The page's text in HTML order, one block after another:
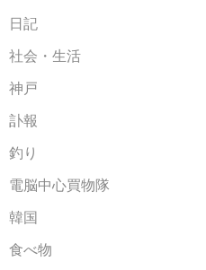
日記
社会・生活
神戸
訃報
釣り
電脳中心買物隊
韓国
食べ物